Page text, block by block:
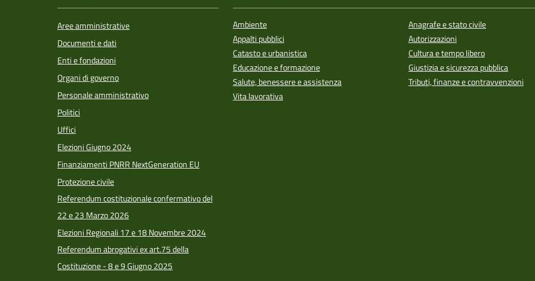
Aree amministrative
Documenti e dati
Enti e fondazioni
Organi di governo
Personale amministrativo
Politici
Uffici
Elezioni Giugno 2024
Finanziamenti PNRR NextGeneration EU
Protezione civile
Referendum costituzionale confermativo del
22 e 23 Marzo 2026
Elezioni Regionali 17 e 18 Novembre 2024
Referendum abrogativi ex art.75 della
Costituzione - 8 e 9 Giugno 2025
Ambiente
Anagrafe e stato civile
Appalti pubblici
Autorizzazioni
Catasto e urbanistica
Cultura e tempo libero
Educazione e formazione
Giustizia e sicurezza pubblica
Salute, benessere e assistenza
Tributi, finanze e contravvenzioni
Vita lavorativa